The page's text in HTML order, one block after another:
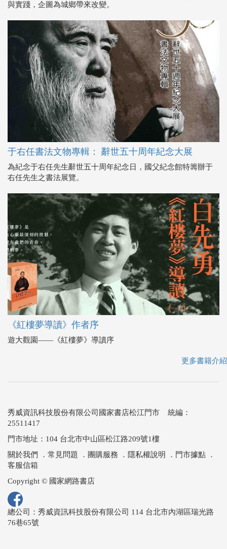
與實踐，企圖為城鄉帶來改變。
于右任書法文物專輯： 辭世五十周年紀念大展
為紀念于右任先生辭世五十周年紀念日，國父紀念館特籌辦于
右任先生之書法展覽。
《紅樓夢導讀》作者序
遊大觀園――《紅樓夢》導讀序
更多書籍介紹
秀威資訊科技股份有限公司國家書店松江門市 統編：
25511417
門市地址：104 台北市中山區松江路209號1樓
關於我們
． 常見問題 ． 團購服務 ． 隱私權說明 ． 門市據點 ．
客服信箱
Copyright © 國家網路書店
總公司：秀威資訊科技股份有限公司 114 台北市內湖區瑞光路
76巷65號